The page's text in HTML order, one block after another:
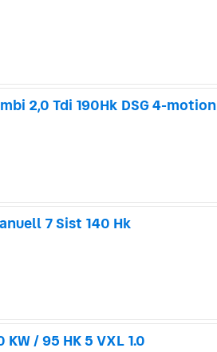
2,0 Tdi 190Hk DSG 4-motion
7 Sist 140 Hk
/ 95 HK 5 VXL 1.0